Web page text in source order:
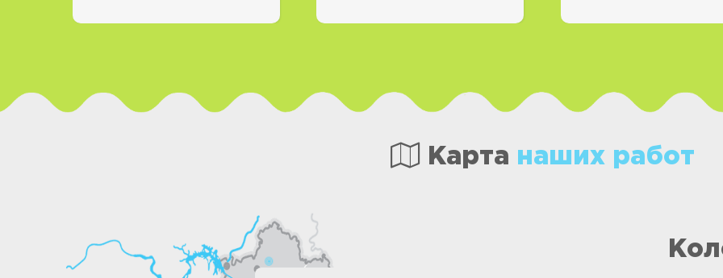
Карта наших работ